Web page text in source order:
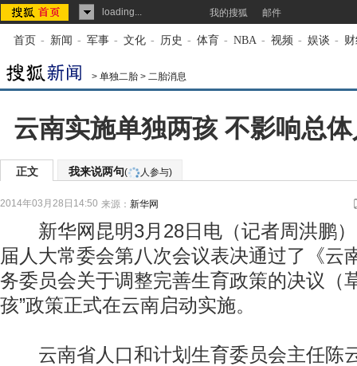
loading... 我的搜狐 邮件
首页 - 新闻 - 军事 - 文化 - 历史 - 体育 - NBA - 视频 - 娱谈 -
> 单独二胎 > 二胎消息
云南实施单独两孩 不影响总
正文 我来说两句( 人参与)
2014年03月28日14:50 来源： 新华网
新华网昆明3月28日电（记者周洪鹏）
届人大常委会第八次会议表决通过了《云
务委员会关于调整完善生育政策的决议（
孩”政策正式在云南启动实施。
云南省人口和计划生育委员会主任陈